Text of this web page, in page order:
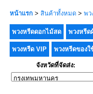
หน้าแรก > สินค้าทั้งหมด > พว
พวงหรีดดอกไม้สด พวงหรีด
พวงหรีด VIP พวงหรีดของใ
จังหวัดที่จัดส่ง: